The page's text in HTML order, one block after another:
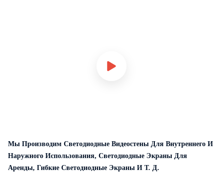
Мы Производим Светодиодные Видеостены Для Внутреннего И
Наружного Использования, Светодиодные Экраны Для
Аренды, Гибкие Светодиодные Экраны И Т. Д.